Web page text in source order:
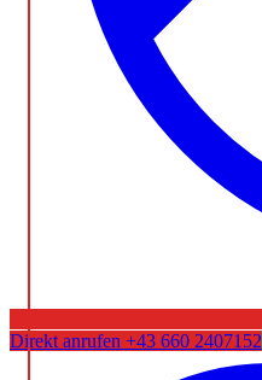
Direkt anrufen +43 660 2407152